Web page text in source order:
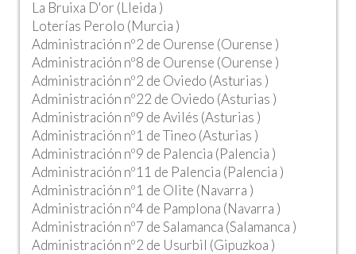
La Bruixa D'or (Lleida )
Loterías Perolo (Murcia )
Administración nº2 de Ourense (Ourense )
Administración nº8 de Ourense (Ourense )
Administración nº2 de Oviedo (Asturias )
Administración nº22 de Oviedo (Asturias )
Administración nº9 de Avilés (Asturias )
Administración nº1 de Tineo (Asturias )
Administración nº9 de Palencia (Palencia )
Administración nº11 de Palencia (Palencia )
Administración nº1 de Olite (Navarra )
Administración nº4 de Pamplona (Navarra )
Administración nº7 de Salamanca (Salamanca )
Administración nº2 de Usurbil (Gipuzkoa )